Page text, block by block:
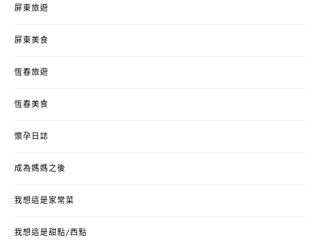
屏東旅遊
屏東美食
恆春旅遊
恆春美食
懷孕日誌
成為媽媽之後
我想這是家常菜
我想這是甜點/西點